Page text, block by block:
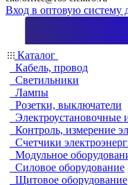
Вход в оптовую систему
Каталог
Кабель, провод
Светильники
Лампы
Розетки, выключатели
Электроустановочные
Контроль, измерение
Счетчики
Модульное
Силовое оборудование
Щитовое оборудование